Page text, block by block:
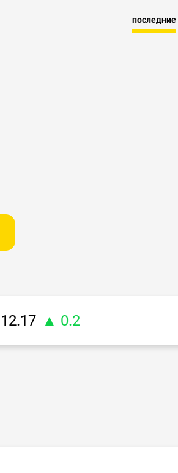
последние
12.17 ▲ 0.2